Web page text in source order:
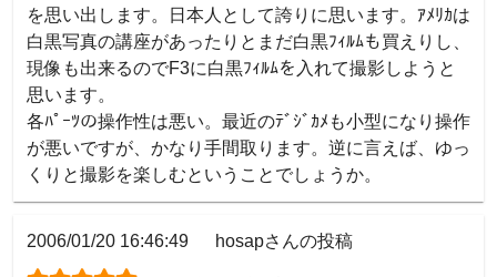
を思い出します。日本人として誇りに思います。ｱﾒﾘｶは
白黒写真の講座があったりとまだ白黒ﾌｨﾙﾑも買えりし、
現像も出来るのでF3に白黒ﾌｨﾙﾑを入れて撮影しようと
思います。
各ﾊﾟｰﾂの操作性は悪い。最近のﾃﾞｼﾞｶﾒも小型になり操作
が悪いですが、かなり手間取ります。逆に言えば、ゆっ
くりと撮影を楽しむということでしょうか。
2006/01/20 16:46:49 hosapさんの投稿